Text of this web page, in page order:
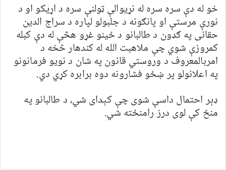
خو له دې سره سره له نړیوالې ټولنې سره د اړیکو او د
نورې مرستې او پانګونه د جلبولو لپاره د سراج الدین
حقانی په ګډون د طالبانو د ځینو غړو هڅې له دې کبله
کمروزې شوي چې ملاهبت الله له کندهار څخه د
امربالمعروف د وروستي قانون په شان د نویو فرمانونو
په اعلانولو پر ښځو فشارونه دوه برابره کړي دي.
ډېر احتمال داسې شوی چې کېدای شي، د طالبانو په
منځ کې لوی درز رامنځته شي.